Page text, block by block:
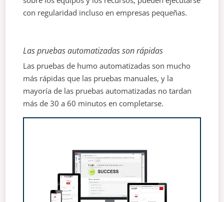
con regularidad incluso en empresas pequeñas.
Las pruebas automatizadas son rápidas
Las pruebas de humo automatizadas son mucho
más rápidas que las pruebas manuales, y la
mayoría de las pruebas automatizadas no tardan
más de 30 a 60 minutos en completarse.